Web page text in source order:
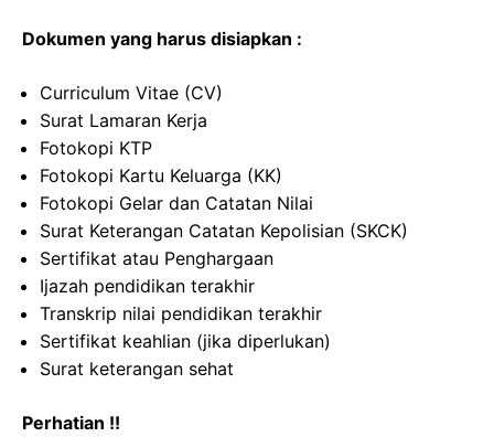
Dokumen yang harus disiapkan :
Curriculum Vitae (CV)
Surat Lamaran Kerja
Fotokopi KTP
Fotokopi Kartu Keluarga (KK)
Fotokopi Gelar dan Catatan Nilai
Surat Keterangan Catatan Kepolisian (SKCK)
Sertifikat atau Penghargaan
Ijazah pendidikan terakhir
Transkrip nilai pendidikan terakhir
Sertifikat keahlian (jika diperlukan)
Surat keterangan sehat
Perhatian !!